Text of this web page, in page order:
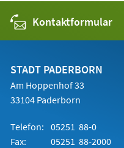
Kontaktformular
STADT PADERBORN
Am Hoppenhof 33
33104 Paderborn
Telefon: 05251 88-0
Fax:
05251 88-2000